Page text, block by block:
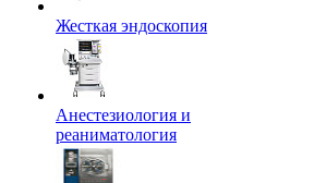
Жесткая эндоскопия
Анестезиология и
реаниматология